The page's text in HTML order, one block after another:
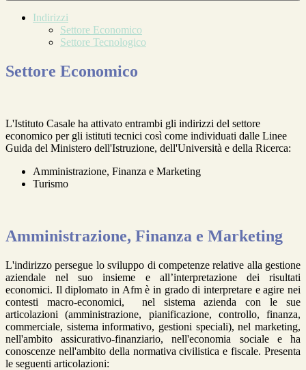
Indirizzi
Settore Economico
Settore Tecnologico
Settore Economico
L'Istituto Casale ha attivato entrambi gli indirizzi del settore
economico per gli istituti tecnici così come individuati dalle Linee
Guida del Ministero dell'Istruzione, dell'Università e della Ricerca:
Amministrazione, Finanza e Marketing
Turismo
Amministrazione, Finanza e Marketing
L'indirizzo persegue lo sviluppo di competenze relative alla gestione
aziendale nel suo insieme e all’interpretazione dei risultati
economici. Il diplomato in Afm è in grado di interpretare e agire nei
contesti macro-economici, nel sistema azienda con le sue
articolazioni (amministrazione, pianificazione, controllo, finanza,
commerciale, sistema informativo, gestioni speciali), nel marketing,
nell'ambito assicurativo-finanziario, nell'economia sociale e ha
conoscenze nell'ambito della normativa civilistica e fiscale. Presenta
le seguenti articolazioni: